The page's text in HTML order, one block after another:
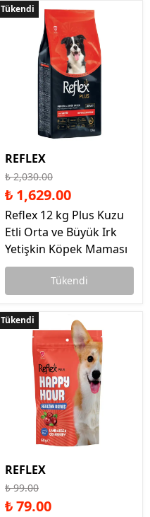
Tükendi
Tükendi
REFLEX
₺ 2,030.00
₺ 1,629.00
Reflex 12 kg Plus Kuzu
Etli Orta ve Büyük Irk
Yetişkin Köpek Maması
Tükendi
Tükendi
Tükendi
REFLEX
₺ 99.00
₺ 79.00